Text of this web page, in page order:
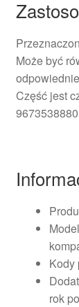
Może być
Część jest
Kody
rok